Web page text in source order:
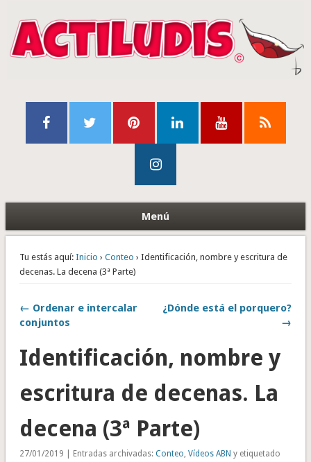
Menú
Tu estás aquí: Inicio › Conteo › Identificación, nombre y escritura de
decenas. La decena (3ª Parte)
← Ordenar e intercalar
conjuntos
¿Dónde está el porquero?
→
Identificación, nombre y
escritura de decenas. La
decena (3ª Parte)
27/01/2019 | Entradas archivadas: Conteo, Vídeos ABN y etiquetado